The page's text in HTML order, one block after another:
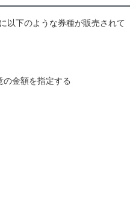
以下のような券種が販売されて
の金額を指定する